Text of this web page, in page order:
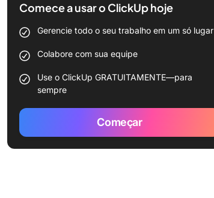
Comece a usar o ClickUp hoje
Gerencie todo o seu trabalho em um só lugar
Colabore com sua equipe
Use o ClickUp GRATUITAMENTE—para
sempre
Começar